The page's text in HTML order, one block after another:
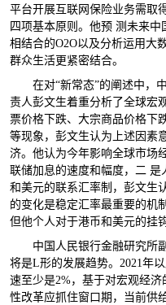
平台开展互联网保险业务需取
四项基本原则。他预 测未来
相结合的O2O以及分析运用大
群众生活更紧密结合。
在对“新常态”的阐述中，中
责人彭文生着重分析了全球宏
票价格下跌、大宗商品价格下
等现象，彭文生认为上述因素
济。他认为今年影响全球市场
联储加息的速度和幅度，二
和美元的联系汇率制，彭文生
的变化是稳定汇率最重要的机
但他个人对于港币和美元的挂
中国人民银行金融研究所
将是L形的发展趋势。 2021年
速至少是2%，基于对宏观经济
性改革应抓住窗口期，当前供